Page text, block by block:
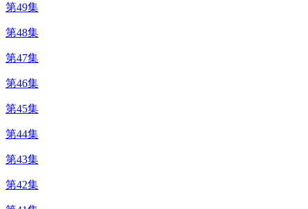
第49集
第48集
第47集
第46集
第45集
第44集
第43集
第42集